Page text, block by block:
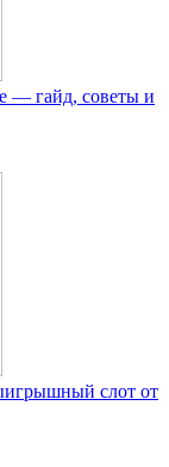
— гайд, советы и
слот от